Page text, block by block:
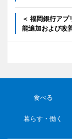
＜ 福岡銀行ア
能追加および改
食べる
暮らす・働く